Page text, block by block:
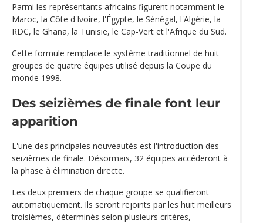
Parmi les représentants africains figurent notamment le
Maroc, la Côte d'Ivoire, l'Égypte, le Sénégal, l'Algérie, la
RDC, le Ghana, la Tunisie, le Cap-Vert et l'Afrique du Sud.
Cette formule remplace le système traditionnel de huit
groupes de quatre équipes utilisé depuis la Coupe du
monde 1998.
Des seizièmes de finale font leur
apparition
L'une des principales nouveautés est l'introduction des
seizièmes de finale. Désormais, 32 équipes accéderont à
la phase à élimination directe.
Les deux premiers de chaque groupe se qualifieront
automatiquement. Ils seront rejoints par les huit meilleurs
troisièmes, déterminés selon plusieurs critères,